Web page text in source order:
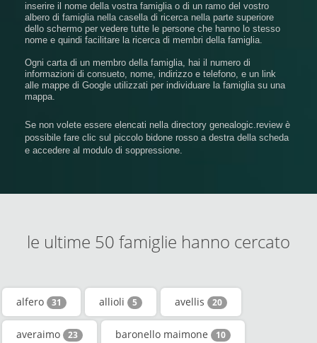
inserire il nome della vostra famiglia o di un ramo del vostro
albero di famiglia nella casella di ricerca nella parte superiore
dello schermo per vedere tutte le persone che hanno lo stesso
nome e quindi facilitare la ricerca di membri della famiglia.
Ogni carta di un membro della famiglia, hai il numero di
informazioni di consueto, nome, indirizzo e telefono, e un link
alle mappe di Google utilizzati per individuare la famiglia su una
mappa.
Se non volete essere elencati nella directory genealogic.review è
possibile fare clic sul piccolo bidone rosso a destra della scheda
e accedere al modulo di soppressione.
le ultime 50 famiglie hanno cercato
alfero 31 allioli 5 avellis 20
averaimo 23 baronello maimone 10